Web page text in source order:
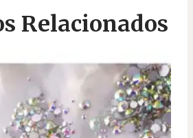
Relacionados